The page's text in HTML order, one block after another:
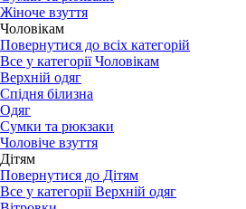
Жіноче взуття
Чоловікам
Повернутися до всіх категорій
Все у категорії Чоловікам
Верхній одяг
Спідня білизна
Одяг
Сумки та рюкзаки
Чоловіче взуття
Дітям
Повернутися до Дітям
Все у категорії Верхній одяг